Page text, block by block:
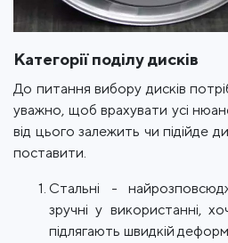
Категорії поділу дисків
До питання вибору дисків
уважно, щоб врахувати усі
від цього залежить чи підійде
поставити.
Стальні -
зручні у використанні,
підлягають швидкій